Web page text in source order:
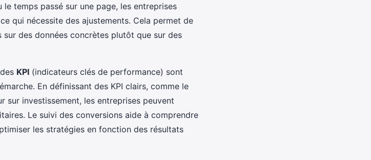
temps passé sur une page, les entreprises
qui nécessite des ajustements. Cela permet de
sur des données concrètes plutôt que sur des
KPI (indicateurs clés de performance) sont
En définissant des KPI clairs, comme le
sur investissement, les entreprises peuvent
Le suivi des conversions aide à comprendre
les stratégies en fonction des résultats